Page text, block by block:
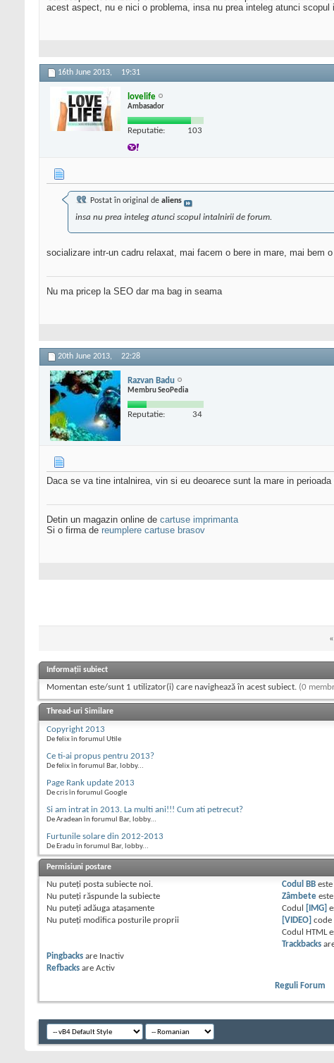
acest aspect, nu e nici o problema, insa nu prea inteleg atunci scopul
16th June 2013, 19:31
lovelife
Ambasador
Reputatie: 103
Postat în original de aliens
insa nu prea inteleg atunci scopul intalnirii de forum.
socializare intr-un cadru relaxat, mai facem o bere in mare, mai bem
Nu ma pricep la SEO dar ma bag in seama
20th June 2013, 22:28
Razvan Badu
Membru SeoPedia
Reputatie: 34
Daca se va tine intalnirea, vin si eu deoarece sunt la mare in perioada
Detin un magazin online de cartuse imprimanta
Si o firma de reumplere cartuse brasov
«
Informații subiect
Momentan este/sunt 1 utilizator(i) care navighează în acest subiect. (0
Thread-uri Similare
Copyright 2013
De felix în forumul Utile
Ce ti-ai propus pentru 2013?
De felix în forumul Bar, lobby...
Page Rank update 2013
De cris în forumul Google
Si am intrat in 2013. La multi ani!!! Cum ati petrecut?
De Aradean în forumul Bar, lobby...
Furtunile solare din 2012-2013
De Eradu în forumul Bar, lobby...
Permisiuni postare
Nu puteţi posta subiecte noi.
Nu puteţi răspunde la subiecte
Nu puteţi adăuga ataşamente
Nu puteţi modifica posturile proprii
Codul BB
Zâmbete
Codul
[IMG]
[VIDEO]
Codul HTML
Trackbacks
Pingbacks are Inactiv
Refbacks are Activ
Reguli Forum